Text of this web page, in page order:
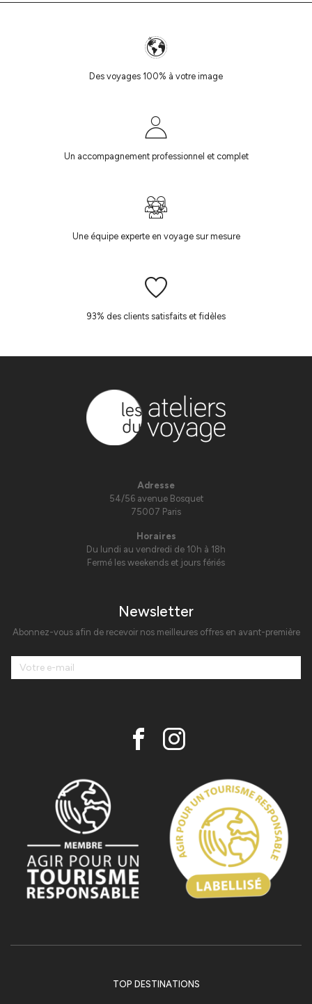
Des voyages 100% à votre image
Un accompagnement professionnel et complet
Une équipe experte en voyage sur mesure
93% des clients satisfaits et fidèles
Adresse
54/56 avenue Bosquet
75007 Paris
Horaires
Du lundi au vendredi de 10h à 18h
Fermé les weekends et jours fériés
Newsletter
Abonnez-vous afin de recevoir nos meilleures offres en avant-première
TOP DESTINATIONS